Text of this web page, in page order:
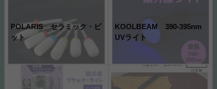
POLARIS セラミック・ビ
ット
KOOLBEAM 390-395nm
UVライト